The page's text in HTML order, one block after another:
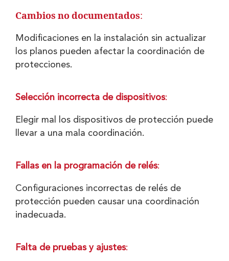
Cambios no documentados:
Modificaciones en la instalación sin actualizar
los planos pueden afectar la coordinación de
protecciones.
Selección incorrecta de dispositivos:
Elegir mal los dispositivos de protección puede
llevar a una mala coordinación.
Fallas en la programación de relés:
Configuraciones incorrectas de relés de
protección pueden causar una coordinación
inadecuada.
Falta de pruebas y ajustes: